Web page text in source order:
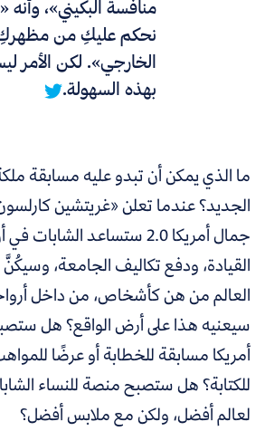
منافسة البكيني»، وأنه
نحكم عليكِ من مظهركِ
الخارجي». لكن الأمر
بهذه السهولة.
ما الذي يمكن أن تبدو عليه مسابقة
الجديد؟ عندما تعلن «غريتشين
جمال أمريكا 2.0 ستساعد
القيادة، ودفع تكاليف الجامعة، وسيكُنَّ
العالم من هن كأشخاص، من داخل
سيعنيه هذا على أرض الواقع؟ هل
أمريكا مسابقة للخطابة أو عرضًا
للكتابة؟ هل ستصبح منصة للنساء
لعالم أفضل، ولكن مع ملابس أفضل؟